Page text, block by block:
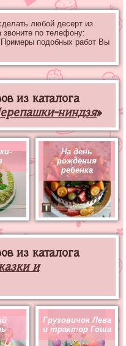
любой десерт из
звоните по телефону:
Примеры подобных работ Вы
из каталога
ниндзя»
На день
рождения
ребенка
из каталога
и
Грузовичок Лева
и трактор Гоша